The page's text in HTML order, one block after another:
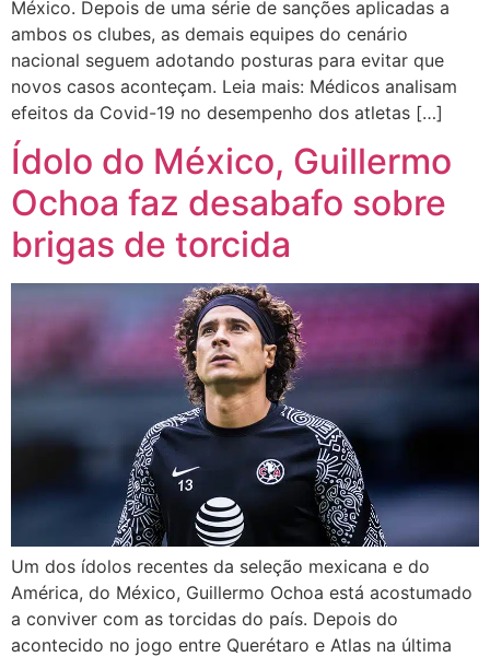
México. Depois de uma série de sanções aplicadas a
ambos os clubes, as demais equipes do cenário
nacional seguem adotando posturas para evitar que
novos casos aconteçam. Leia mais: Médicos analisam
efeitos da Covid-19 no desempenho dos atletas […]
Ídolo do México, Guillermo
Ochoa faz desabafo sobre
brigas de torcida
Um dos ídolos recentes da seleção mexicana e do
América, do México, Guillermo Ochoa está acostumado
a conviver com as torcidas do país. Depois do
acontecido no jogo entre Querétaro e Atlas na última